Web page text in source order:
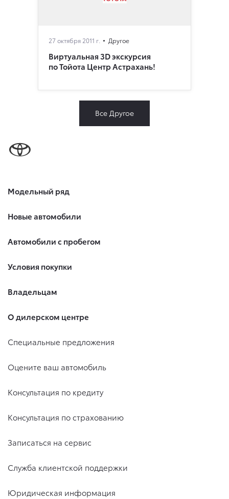
27 октября 2011 г. Другое
Виртуальная 3D экскурсия
по Тойота Центр Астрахань!
Все Другое
Модельный ряд
Новые автомобили
Автомобили с пробегом
Условия покупки
Владельцам
О дилерском центре
Специальные предложения
Оцените ваш автомобиль
Консультация по кредиту
Консультация по страхованию
Записаться на сервис
Служба клиентской поддержки
Юридическая информация